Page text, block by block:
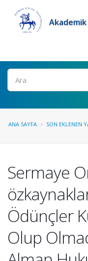
Ara
ANA SAYFA SON EKLENEN
Sermaye
Ödünçler
Olup